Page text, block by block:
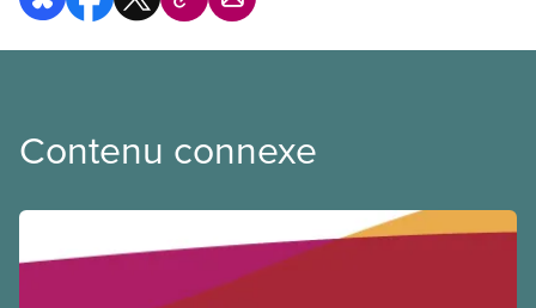
Contenu connexe